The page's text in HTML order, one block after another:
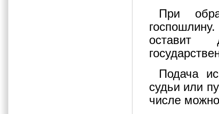
При
оставит
Подача
судьи или
числе